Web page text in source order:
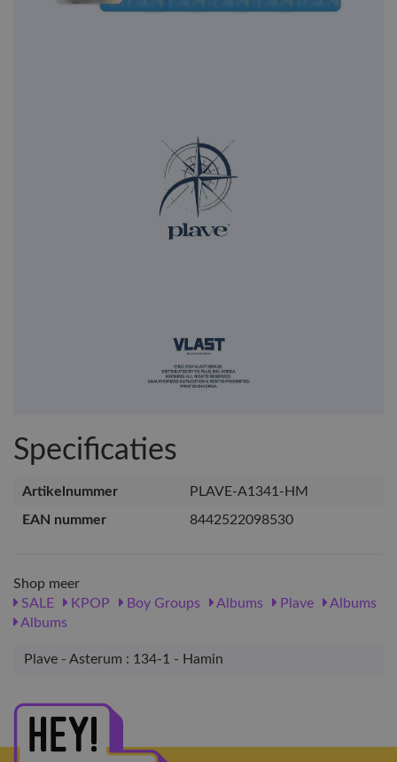
Specificaties
Artikelnummer
PLAVE-A1341-HM
EAN nummer
8442522098530
Shop meer
SALE
KPOP Boy Groups Albums Plave
Albums
Albums
Plave - Asterum : 134-1 - Hamin